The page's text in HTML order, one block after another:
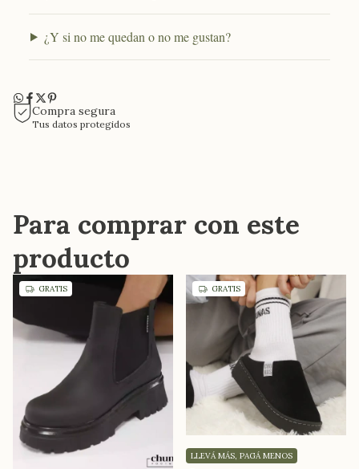
¿Y si no me quedan o no me gustan?
Compra segura
Tus datos protegidos
Para comprar con este
producto
GRATIS GRATIS
LLEVÁ MÁS, PAGÁ MENOS